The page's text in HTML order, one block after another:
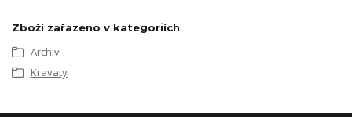
Zboží zařazeno v kategoriích
Archiv
Kravaty